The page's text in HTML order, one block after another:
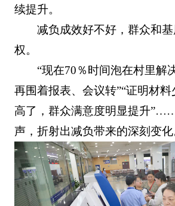
续提升。
减负成效好不好，群众和
权。
“现在70％时间泡在村里解
再围着报表、会议转”“证明材
高了，群众满意度明显提升
声，折射出减负带来的深刻变化